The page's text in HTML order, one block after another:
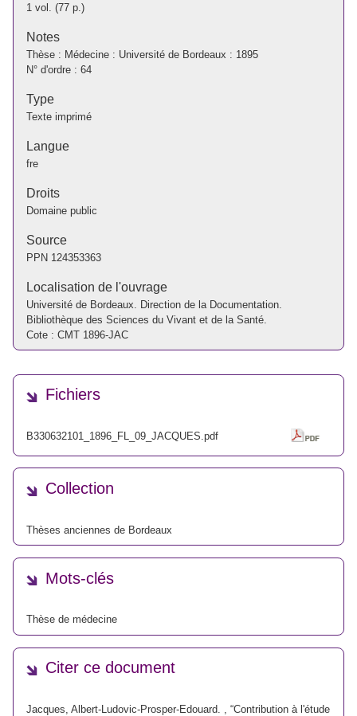
1 vol. (77 p.)
Notes
Thèse : Médecine : Université de Bordeaux : 1895
N° d'ordre : 64
Type
Texte imprimé
Langue
fre
Droits
Domaine public
Source
PPN 124353363
Localisation de l'ouvrage
Université de Bordeaux. Direction de la Documentation.
Bibliothèque des Sciences du Vivant et de la Santé.
Cote : CMT 1896-JAC
Fichiers
B330632101_1896_FL_09_JACQUES.pdf
Collection
Thèses anciennes de Bordeaux
Mots-clés
Thèse de médecine
Citer ce document
Jacques, Albert-Ludovic-Prosper-Edouard. , “Contribution à l'étude